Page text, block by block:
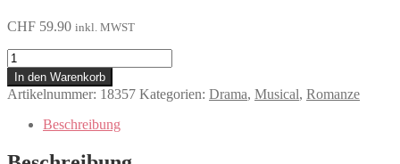
CHF 59.90 inkl. MWST
Nine
Menge
In den Warenkorb
Artikelnummer: 18357 Kategorien: Drama, Musical, Romanze
Beschreibung